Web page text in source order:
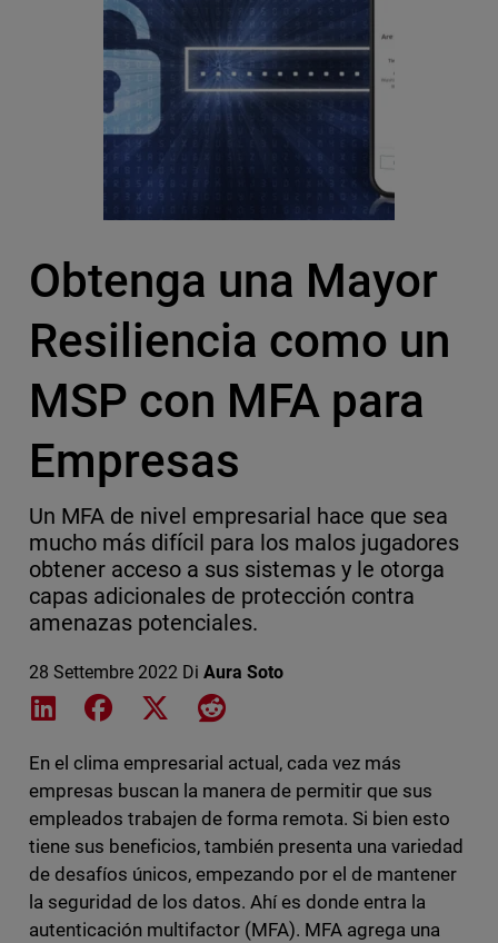
Obtenga una Mayor
Resiliencia como un
MSP con MFA para
Empresas
Un MFA de nivel empresarial hace que sea
mucho más difícil para los malos jugadores
obtener acceso a sus sistemas y le otorga
capas adicionales de protección contra
amenazas potenciales.
28 Settembre 2022 Di Aura Soto
Share on LinkedIn
Share on Facebook
Share on XShare on Reddit
En el clima empresarial actual, cada vez más
empresas buscan la manera de permitir que sus
empleados trabajen de forma remota. Si bien esto
tiene sus beneficios, también presenta una variedad
de desafíos únicos, empezando por el de mantener
la seguridad de los datos. Ahí es donde entra la
autenticación multifactor (MFA). MFA agrega una